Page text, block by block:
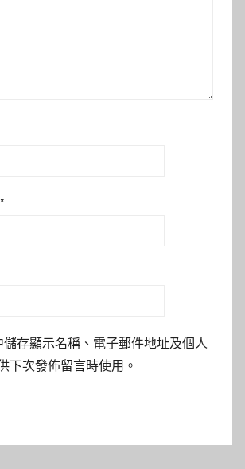
*
儲存顯示名稱、電子郵件地址及個人
下次發佈留言時使用。